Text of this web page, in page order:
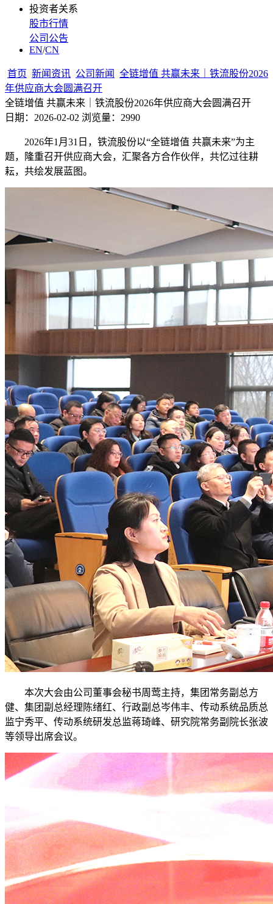
投资者关系
股市行情
公司公告
EN/CN
首页 新闻资讯 公司新闻
全链增值 共赢未来｜铁流股份2026
年供应商大会圆满召开
全链增值 共赢未来｜铁流股份2026年供应商大会圆满召开
日期：2026-02-02 浏览量：2990
2026年1月31日，铁流股份以“全链增值 共赢未来”为主
题，隆重召开供应商大会，汇聚各方合作伙伴，共忆过往耕
耘，共绘发展蓝图。
本次大会由公司董事会秘书周莺主持，集团常务副总方
健、集团副总经理陈绪红、行政副总岑伟丰、传动系统品质总
监宁秀平、传动系统研发总监蒋琦峰、研究院常务副院长张波
等领导出席会议。